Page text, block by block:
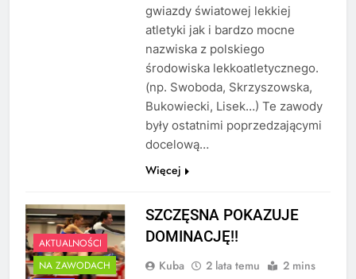
gwiazdy światowej lekkiej
atletyki jak i bardzo mocne
nazwiska z polskiego
środowiska lekkoatletycznego.
(np. Swoboda, Skrzyszowska,
Bukowiecki, Lisek…) Te zawody
były ostatnimi poprzedzającymi
docelową…
Więcej
AKTUALNOŚCI
NA ZAWODACH
SZCZĘSNA POKAZUJE
DOMINACJĘ!!
Kuba 2 lata temu 2 mins